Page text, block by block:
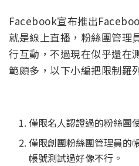
Facebook宣布推出
就是線上直播，粉絲團管理
行互動，不過現在似乎還在
範頗多，以下小編把限制羅
僅限名人認證過的粉絲團
僅限創團粉絲團管理員的
帳號測試過好像不行。